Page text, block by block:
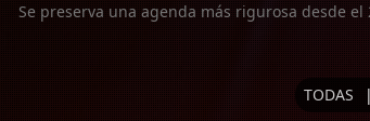
Se preserva una agenda más rigurosa desde
TODAS |